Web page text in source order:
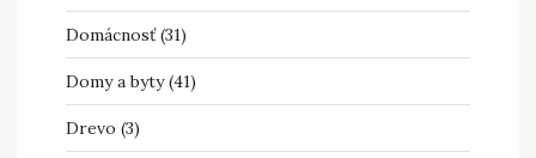
Domácnosť(31)
Domy a byty(41)
Drevo (3)